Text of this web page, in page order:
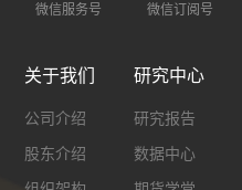
微信服务号 微信订阅号
关于我们
公司介绍
股东介绍
研究中心
研究报告
数据中心